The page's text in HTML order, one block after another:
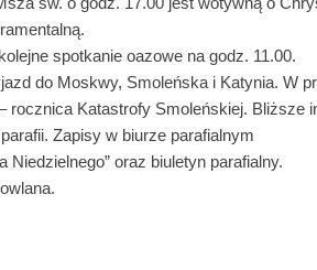
spotkanie oazowe na godz. 11.00.
do Moskwy, Smoleńska i Katynia. W
rocznica Katastrofy Smoleńskiej. Bliższe
Zapisy w biurze parafialnym
Niedzielnego” oraz biuletyn parafialny.